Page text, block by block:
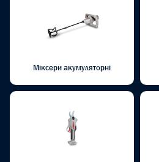
Міксери акумуляторні